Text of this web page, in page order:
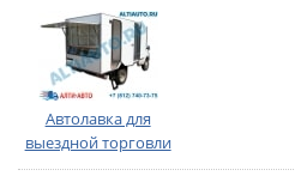
Автолавка для
выездной торговли